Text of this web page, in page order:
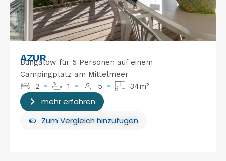
AZUR
Bungalow für 5 Personen auf einem
Campingplatz am Mittelmeer
2
1 5 34m²
mehr erfahren
Zum Vergleich hinzufügen